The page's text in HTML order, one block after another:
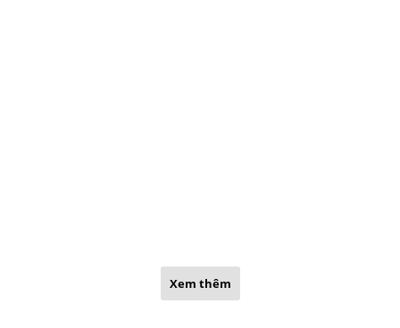
Xem thêm